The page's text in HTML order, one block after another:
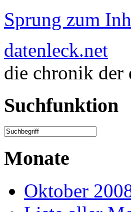
Sprung zum
datenleck.net
die chronik der
Suchfunktion
Monate
Oktober